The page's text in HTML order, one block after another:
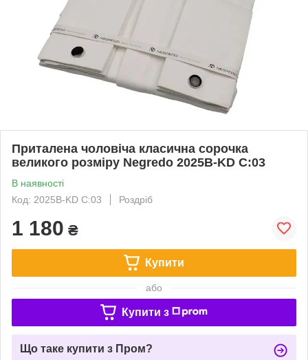
Приталена чоловіча класична сорочка
великого розміру Negredo 2025B-KD C:03
В наявності
Код: 2025B-KD C:03
Роздріб
1 180 ₴
Купити
або
Купити з
Що таке купити з Пром?